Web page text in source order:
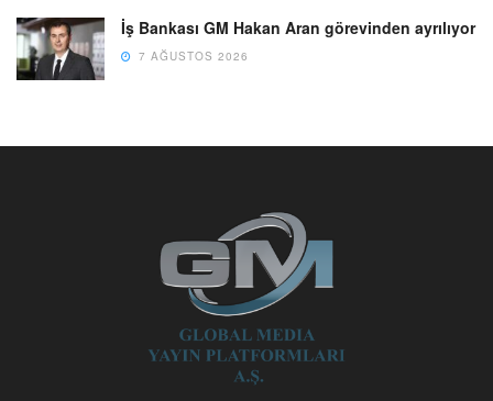
İş Bankası GM Hakan Aran görevinden ayrılıyor
7 AĞUSTOS 2026